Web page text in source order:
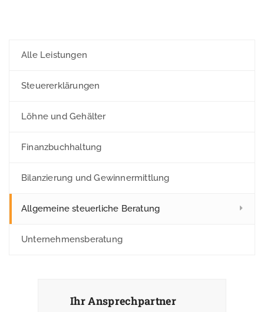
Alle Leistungen
Steuererklärungen
Löhne und Gehälter
Finanzbuchhaltung
Bilanzierung und Gewinnermittlung
Allgemeine steuerliche Beratung
Unternehmensberatung
Ihr Ansprechpartner